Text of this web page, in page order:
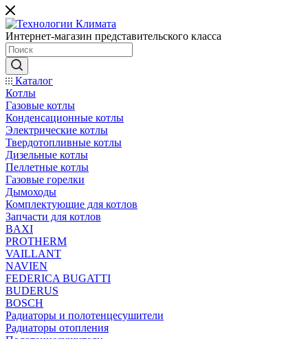
Интернет-магазин представительского класса
Каталог
Котлы
Газовые котлы
Конденсационные котлы
Электрические котлы
Твердотопливные котлы
Дизельные котлы
Пеллетные котлы
Газовые горелки
Дымоходы
Комплектующие для котлов
Запчасти для котлов
BAXI
PROTHERM
VAILLANT
NAVIEN
FEDERICA BUGATTI
BUDERUS
BOSCH
Радиаторы и полотенцесушители
Радиаторы отопления